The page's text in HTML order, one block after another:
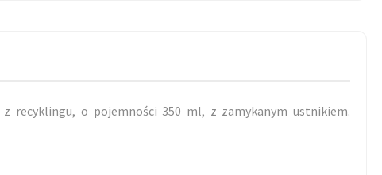
recyklingu, o pojemności 350 ml, z zamykanym ustnikiem.